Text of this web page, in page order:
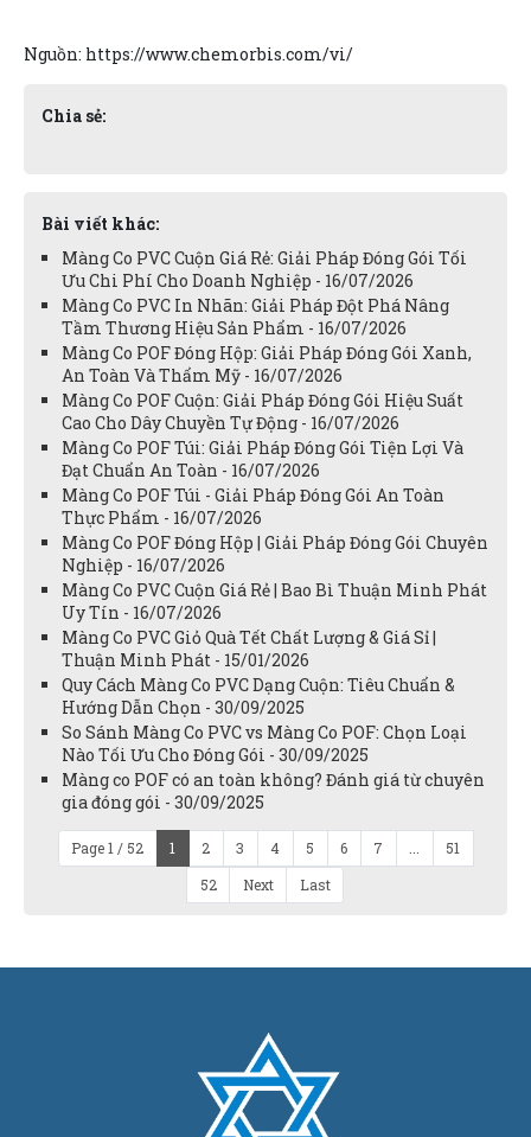
Nguồn: https://www.chemorbis.com/vi/
Chia sẻ:
Bài viết khác:
Màng Co PVC Cuộn Giá Rẻ: Giải Pháp Đóng Gói Tối
Ưu Chi Phí Cho Doanh Nghiệp - 16/07/2026
Màng Co PVC In Nhãn: Giải Pháp Đột Phá Nâng
Tầm Thương Hiệu Sản Phẩm - 16/07/2026
Màng Co POF Đóng Hộp: Giải Pháp Đóng Gói Xanh,
An Toàn Và Thẩm Mỹ - 16/07/2026
Màng Co POF Cuộn: Giải Pháp Đóng Gói Hiệu Suất
Cao Cho Dây Chuyền Tự Động - 16/07/2026
Màng Co POF Túi: Giải Pháp Đóng Gói Tiện Lợi Và
Đạt Chuẩn An Toàn - 16/07/2026
Màng Co POF Túi - Giải Pháp Đóng Gói An Toàn
Thực Phẩm - 16/07/2026
Màng Co POF Đóng Hộp | Giải Pháp Đóng Gói Chuyên
Nghiệp - 16/07/2026
Màng Co PVC Cuộn Giá Rẻ | Bao Bì Thuận Minh Phát
Uy Tín - 16/07/2026
Màng Co PVC Giỏ Quà Tết Chất Lượng & Giá Sỉ |
Thuận Minh Phát - 15/01/2026
Quy Cách Màng Co PVC Dạng Cuộn: Tiêu Chuẩn &
Hướng Dẫn Chọn - 30/09/2025
So Sánh Màng Co PVC vs Màng Co POF: Chọn Loại
Nào Tối Ưu Cho Đóng Gói - 30/09/2025
Màng co POF có an toàn không? Đánh giá từ chuyên
gia đóng gói - 30/09/2025
Page 1 / 52 1 2 3 4 5 6 7
51
52
Next Last